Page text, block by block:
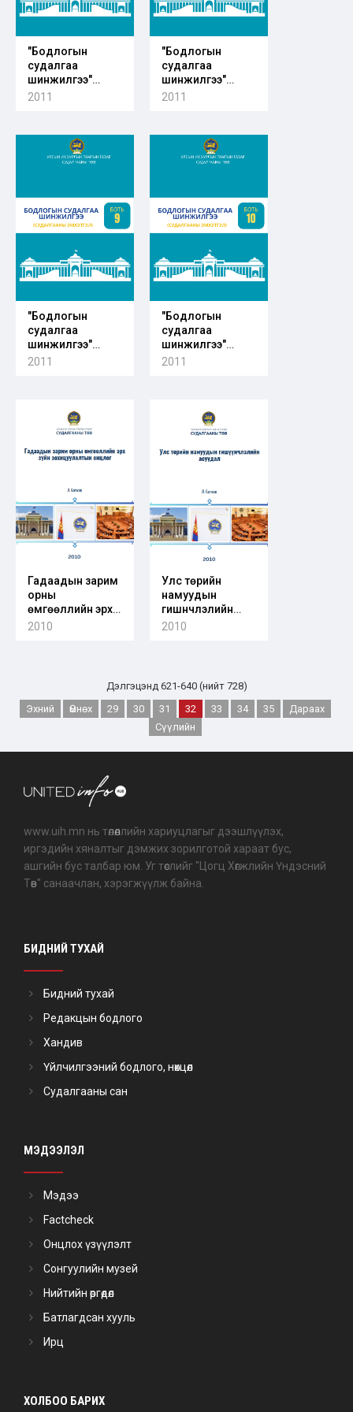
"Бодлогын
судалгаа
шинжилгээ"
судалгааны
2011
"Бодлогын
судалгаа
шинжилгээ"
судалгааны
2011
"Бодлогын
судалгаа
шинжилгээ"
судалгааны
2011
"Бодлогын
судалгаа
шинжилгээ"
судалгааны
2011
Гадаадын зарим
орны
өмгөөллийн эрх
зүйн
2010
Улс төрийн
намуудын
гишүүнчлэлийн
асуудал
2010
Дэлгэцэнд 621-640 (нийт 728)
Эхний
Өмнөх 29 30 31 32 33 34 35
Дараах
Сүүлийн
www.uih.mn нь төлөөллийн хариуцлагыг дээшлүүлэх,
иргэдийн хяналтыг дэмжих зорилготой хараат бус,
ашгийн бус талбар юм. Уг төслийг "Цогц Хөгжлийн Үндэсний
Төв" санаачлан, хэрэгжүүлж байна.
БИДНИЙ ТУХАЙ
Бидний тухай
Редакцын бодлого
Хандив
Үйлчилгээний бодлого, нөхцөл
Судалгааны сан
МЭДЭЭЛЭЛ
Мэдээ
Factcheck
Онцлох үзүүлэлт
Сонгуулийн музей
Нийтийн өргөдөл
Батлагдсан хууль
Ирц
ХОЛБОО БАРИХ